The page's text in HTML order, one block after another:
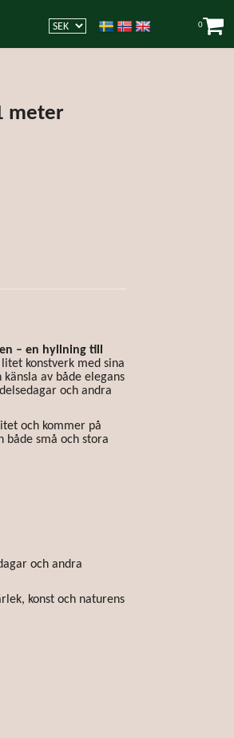
meter
– en hyllning till
konstverk med sina
av både elegans
och andra
och kommer på
små och stora
och andra
konst och naturens
0